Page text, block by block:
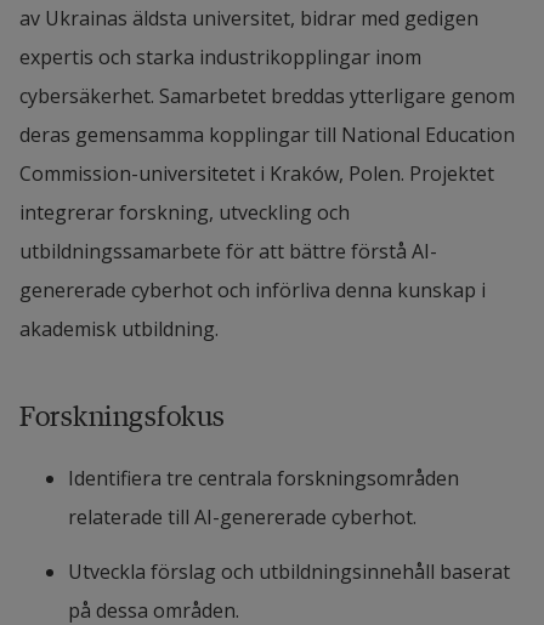
av Ukrainas äldsta universitet, bidrar med gedigen
expertis och starka industrikopplingar inom
cybersäkerhet. Samarbetet breddas ytterligare genom
deras gemensamma kopplingar till National Education
Commission-universitetet i Kraków, Polen. Projektet
integrerar forskning, utveckling och
utbildningssamarbete för att bättre förstå AI-
genererade cyberhot och införliva denna kunskap i
akademisk utbildning.
Forskningsfokus
Identifiera tre centrala forskningsområden
relaterade till AI-genererade cyberhot.
Utveckla förslag och utbildningsinnehåll baserat
på dessa områden.